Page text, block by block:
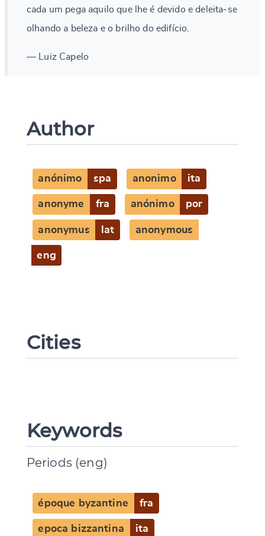
cada um pega aquilo que lhe é devido e deleita-se
olhando a beleza e o brilho do edifício.
— Luiz Capelo
Author
anónimo spa anonimo ita
anonyme fra anónimo por
anonymus lat anonymous
eng
Cities
Keywords
Periods (eng)
époque byzantine fra
epoca bizzantina ita